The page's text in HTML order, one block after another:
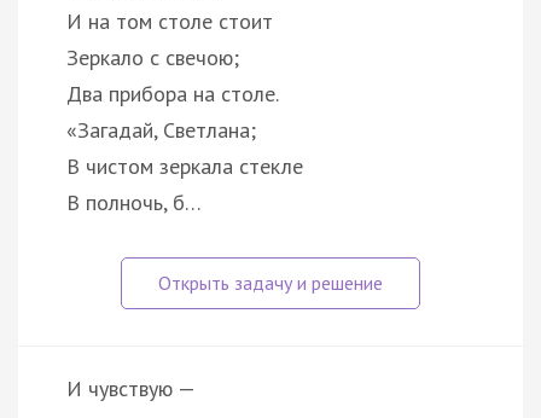
И на том столе стоит
Зеркало с свечою;
Два прибора на столе.
«Загадай, Светлана;
В чистом зеркала стекле
В полночь, б…
И чувствую —